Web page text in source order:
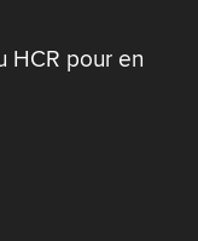
HCR pour en